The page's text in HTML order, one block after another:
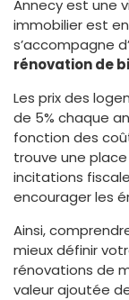
Annecy est une
immobilier est
s’accompagne
rénovation de
Les prix des
de 5% chaque
fonction des
trouve une
incitations
encourager les
Ainsi,
mieux définir
rénovations de
valeur ajoutée